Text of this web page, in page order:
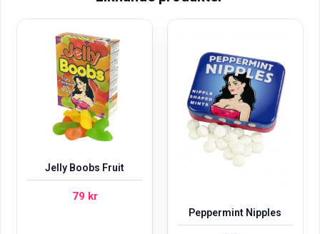
Jelly Boobs Fruit
79 kr
Peppermint Nipples